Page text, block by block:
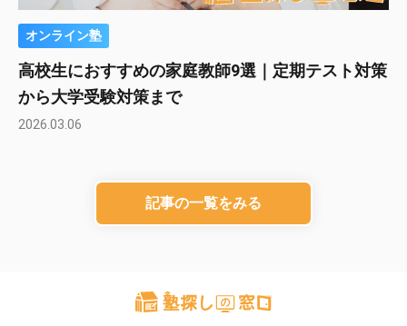
オンライン塾
高校生におすすめの家庭教師9選｜定期テスト対策
から大学受験対策まで
2026.03.06
記事の一覧をみる